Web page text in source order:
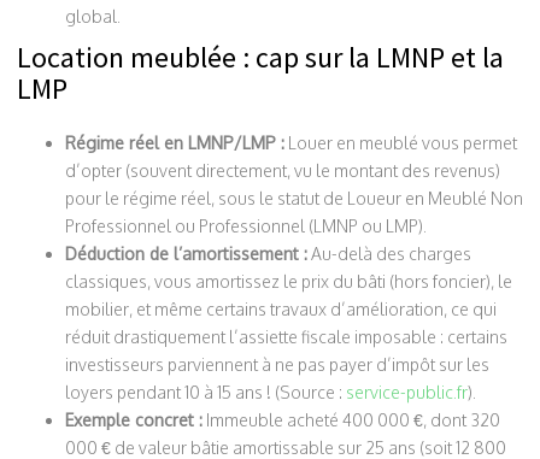
global.
Location meublée : cap sur la LMNP et la
LMP
Régime réel en LMNP/LMP : Louer en meublé vous permet
d’opter (souvent directement, vu le montant des revenus)
pour le régime réel, sous le statut de Loueur en Meublé Non
Professionnel ou Professionnel (LMNP ou LMP).
Déduction de l’amortissement :Au-delà des charges
classiques, vous amortissez le prix du bâti (hors foncier), le
mobilier, et même certains travaux d’amélioration, ce qui
réduit drastiquement l’assiette fiscale imposable : certains
investisseurs parviennent à ne pas payer d’impôt sur les
loyers pendant 10 à 15 ans ! (Source : service-public.fr).
Exemple concret : Immeuble acheté 400 000 €, dont 320
000 € de valeur bâtie amortissable sur 25 ans (soit 12 800